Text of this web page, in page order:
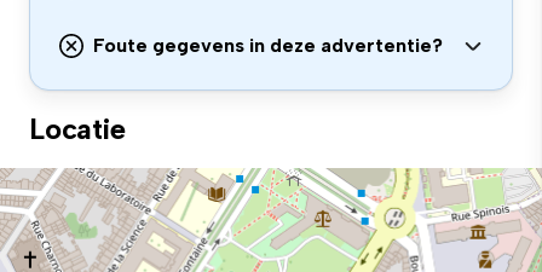
Foute gegevens in deze advertentie?
Locatie